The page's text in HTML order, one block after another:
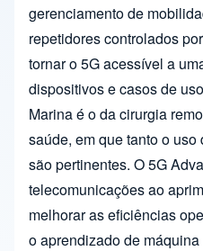
gerenciamento de
repetidores controlados
tornar o 5G acessível a
dispositivos e casos de
Marina é o da cirurgia
saúde, em que tanto o
são pertinentes. O 5G
telecomunicações ao
melhorar as eficiências
o aprendizado de